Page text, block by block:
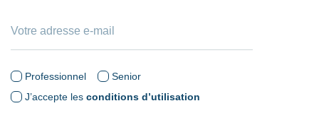
Professionnel
Senior
J’accepte les conditions d’utilisation